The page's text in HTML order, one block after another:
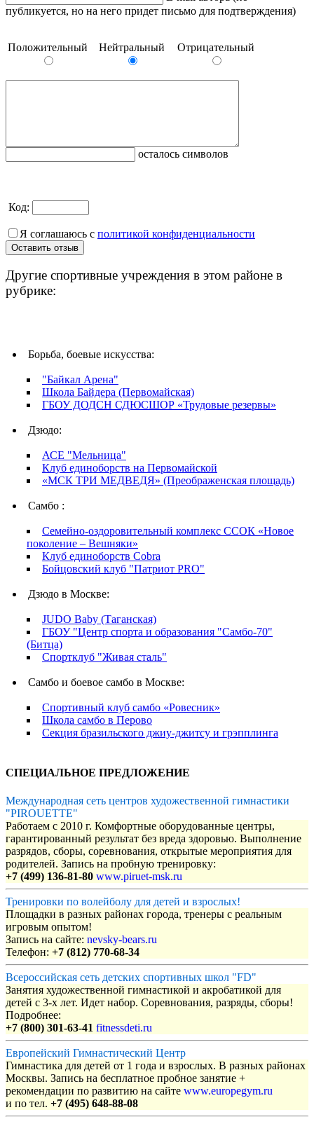
публикуется, но на него придет письмо для подтверждения)
Положительный Нейтральный Отрицательный
осталось символов
Код:
Я соглашаюсь с политикой конфиденциальности
Другие спортивные учреждения в этом районе в
рубрике:
Борьба, боевые искусства:
"Байкал Арена"
Школа Байдера (Первомайская)
ГБОУ ДОДСН СДЮСШОР «Трудовые резервы»
Дзюдо:
АСЕ "Мельница"
Клуб единоборств на Первомайской
«МСК ТРИ МЕДВЕДЯ» (Преображенская площадь)
Самбо :
Семейно-оздоровительный комплекс ССОК «Новое
поколение – Вешняки»
Клуб единоборств Cobra
Бойцовский клуб "Патриот PRO"
Дзюдо в Москве:
JUDO Baby (Таганская)
ГБОУ "Центр спорта и образования "Самбо-70"
(Битца)
Спортклуб "Живая сталь"
Самбо и боевое самбо в Москве:
Спортивный клуб самбо «Ровесник»
Школа самбо в Перово
Секция бразильского джиу-джитсу и грэпплинга
СПЕЦИАЛЬНОЕ ПРЕДЛОЖЕНИЕ
Международная сеть центров художественной гимнастики
"PIROUETTE"
Работаем с 2010 г. Комфортные оборудованные центры,
гарантированный результат без вреда здоровью. Выполнение
разрядов, сборы, соревнования, открытые мероприятия для
родителей. Запись на пробную тренировку:
+7 (499) 136-81-80 www.piruet-msk.ru
Тренировки по волейболу для детей и взрослых!
Площадки в разных районах города, тренеры с реальным
игровым опытом!
Запись на сайте: nevsky-bears.ru
Телефон: +7 (812) 770-68-34
Всероссийская сеть детских спортивных школ "FD"
Занятия художественной гимнастикой и акробатикой для
детей с 3-х лет. Идет набор. Соревнования, разряды, сборы!
Подробнее:
+7 (800) 301-63-41 fitnessdeti.ru
Европейский Гимнастический Центр
Гимнастика для детей от 1 года и взрослых. В разных районах
Москвы. Запись на бесплатное пробное занятие +
рекомендации по развитию на сайте www.europegym.ru
и по тел. +7 (495) 648-88-08